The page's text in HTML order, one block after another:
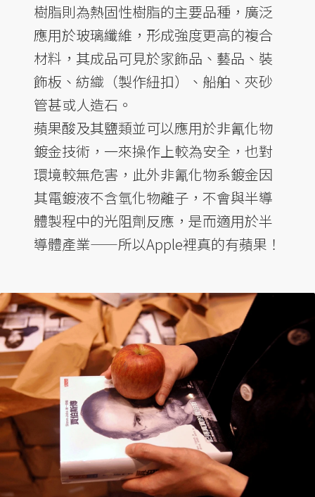
樹脂則為熱固性樹脂的主要品種，廣泛
應用於玻璃纖維，形成強度更高的複合
材料，其成品可見於家飾品、藝品、裝
飾板、紡織（製作紐扣）、船舶、夾砂
管甚或人造石。
蘋果酸及其鹽類並可以應用於非氰化物
鍍金技術，一來操作上較為安全，也對
環境較無危害，此外非氰化物系鍍金因
其電鍍液不含氫化物離子，不會與半導
體製程中的光阻劑反應，是而適用於半
導體產業——所以Apple裡真的有蘋果！